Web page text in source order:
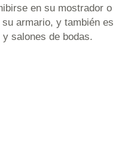
en su mostrador o
armario, y también es
salones de bodas.